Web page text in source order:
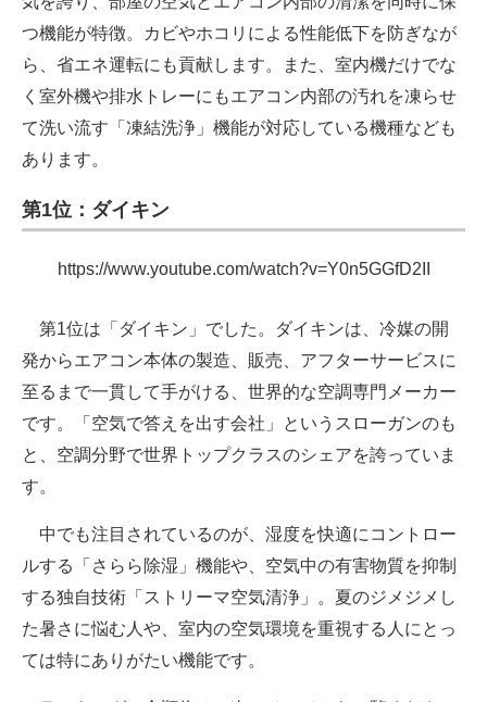
つ機能が特徴。カビやホコリによる性能低下を防ぎなが
ら、省エネ運転にも貢献します。また、室内機だけでな
く室外機や排水トレーにもエアコン内部の汚れを凍らせ
て洗い流す「凍結洗浄」機能が対応している機種なども
あります。
第1位：ダイキン
https://www.youtube.com/watch?v=Y0n5GGfD2II
第1位は「ダイキン」でした。ダイキンは、冷媒の開
発からエアコン本体の製造、販売、アフターサービスに
至るまで一貫して手がける、世界的な空調専門メーカー
です。「空気で答えを出す会社」というスローガンのも
と、空調分野で世界トップクラスのシェアを誇っていま
す。
中でも注目されているのが、湿度を快適にコントロー
ルする「さらら除湿」機能や、空気中の有害物質を抑制
する独自技術「ストリーマ空気清浄」。夏のジメジメし
た暑さに悩む人や、室内の空気環境を重視する人にとっ
ては特にありがたい機能です。